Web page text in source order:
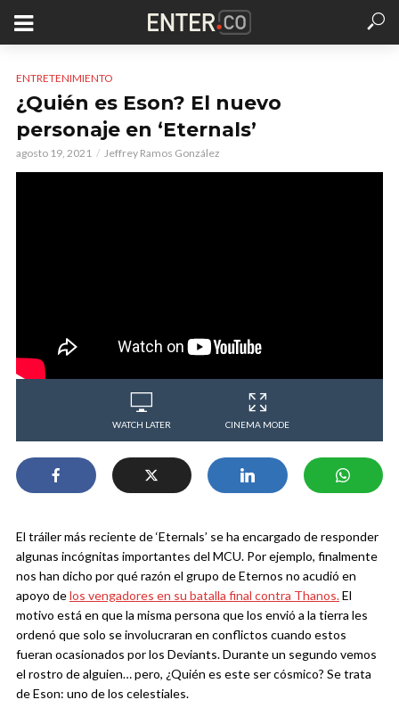
ENTRETENIMIENTO
¿Quién es Eson? El nuevo
personaje en ‘Eternals’
agosto 19, 2021 Jeffrey Ramos González
WATCH LATER CINEMA MODE
El tráiler más reciente de ‘Eternals’ se ha encargado de responder
algunas incógnitas importantes del MCU. Por ejemplo, finalmente
nos han dicho por qué razón el grupo de Eternos no acudió en
apoyo delos vengadores en su batalla final contra Thanos.El
motivo está en que la misma persona que los envió a la tierra les
ordenó que solo se involucraran en conflictos cuando estos
fueran ocasionados por los Deviants. Durante un segundo vemos
el rostro de alguien… pero, ¿Quién es este ser cósmico? Se trata
de Eson: uno de los celestiales.